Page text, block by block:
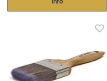
Info